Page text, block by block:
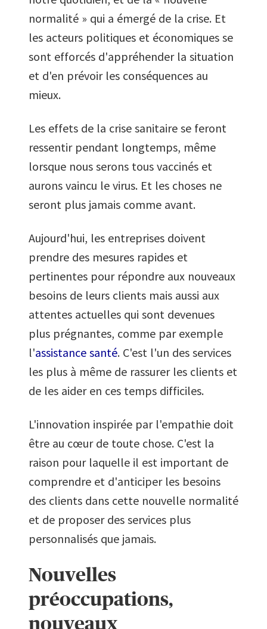
normalité » qui a émergé de la crise. Et
les acteurs politiques et économiques se
sont efforcés d'appréhender la situation
et d'en prévoir les conséquences au
mieux.
Les effets de la crise sanitaire se feront
ressentir pendant longtemps, même
lorsque nous serons tous vaccinés et
aurons vaincu le virus. Et les choses ne
seront plus jamais comme avant.
Aujourd'hui, les entreprises doivent
prendre des mesures rapides et
pertinentes pour répondre aux nouveaux
besoins de leurs clients mais aussi aux
attentes actuelles qui sont devenues
plus prégnantes, comme par exemple
l'assistance santé. C'est l'un des services
les plus à même de rassurer les clients et
de les aider en ces temps difficiles.
L'innovation inspirée par l'empathie doit
être au cœur de toute chose. C'est la
raison pour laquelle il est important de
comprendre et d'anticiper les besoins
des clients dans cette nouvelle normalité
et de proposer des services plus
personnalisés que jamais.
Nouvelles
préoccupations,
nouveaux